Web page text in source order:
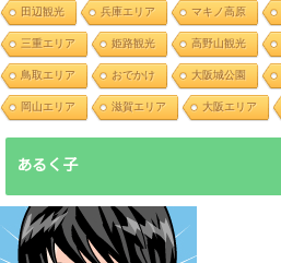
田辺観光 兵庫エリア マキノ高原
三重エリア 姫路観光 高野山観光
鳥取エリア おでかけ 大阪城公園
岡山エリア 滋賀エリア 大阪エリア
あるく子